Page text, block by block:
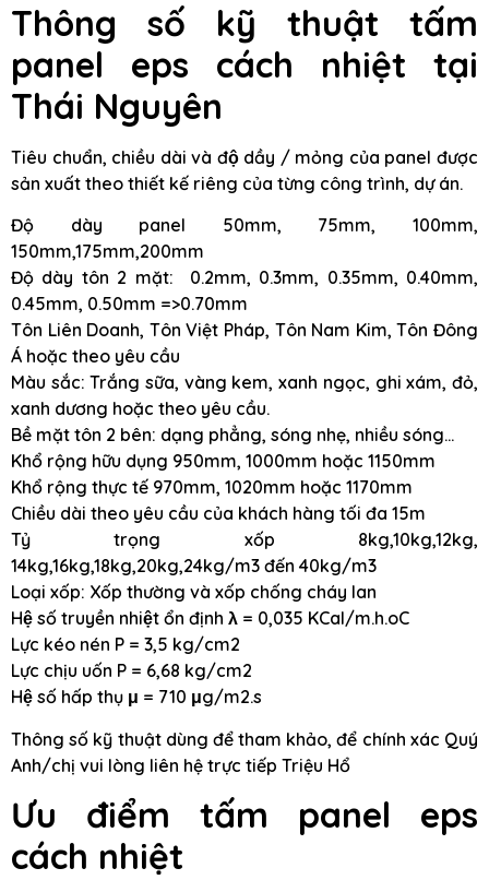
Thông số kỹ thuật tấm
panel eps cách nhiệt tại
Thái Nguyên
Tiêu chuẩn, chiều dài và độ dầy / mỏng của panel được
sản xuất theo thiết kế riêng của từng công trình, dự án.
Độ dày panel 50mm, 75mm, 100mm,
150mm,175mm,200mm
Độ dày tôn 2 mặt: 0.2mm, 0.3mm, 0.35mm, 0.40mm,
0.45mm, 0.50mm =>0.70mm
Tôn Liên Doanh, Tôn Việt Pháp, Tôn Nam Kim, Tôn Đông
Á hoặc theo yêu cầu
Màu sắc: Trắng sữa, vàng kem, xanh ngọc, ghi xám, đỏ,
xanh dương hoặc theo yêu cầu.
Bề mặt tôn 2 bên: dạng phẳng, sóng nhẹ, nhiều sóng…
Khổ rộng hữu dụng 950mm, 1000mm hoặc 1150mm
Khổ rộng thực tế 970mm, 1020mm hoặc 1170mm
Chiều dài theo yêu cầu của khách hàng tối đa 15m
Tỷ trọng xốp 8kg,10kg,12kg,
14kg,16kg,18kg,20kg,24kg/m3 đến 40kg/m3
Loại xốp: Xốp thường và xốp chống cháy lan
Hệ số truyền nhiệt ổn định λ = 0,035 KCal/m.h.oC
Lực kéo nén P = 3,5 kg/cm2
Lực chịu uốn P = 6,68 kg/cm2
Hệ số hấp thụ μ = 710 μg/m2.s
Thông số kỹ thuật dùng để tham khảo, để chính xác Quý
Anh/chị vui lòng liên hệ trực tiếp Triệu Hổ
Ưu điểm tấm panel eps
cách nhiệt